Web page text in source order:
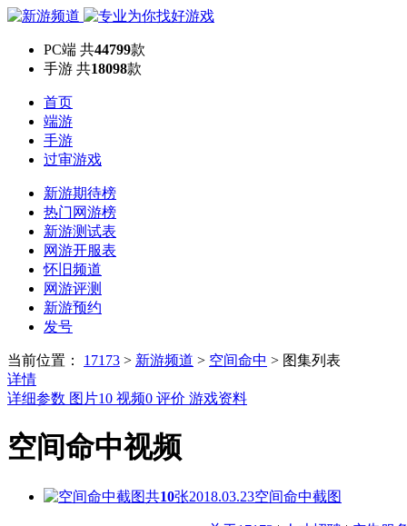
PC端 共44799款
手游 共18098款
首页
端游
手游
过审游戏
新游期待榜
热门网游榜
新游测试表
网游开服表
怀旧频道
网游评测
新游预约
发号
当前位置： 17173 > 新游频道 > 空间命中 > 图集列表
详情
详细参数 图片10 视频0 评价 游戏资料
空间命中视频
共10张2018.03.23空间命中截图